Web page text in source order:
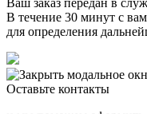
Ваш заказ передан в
В течение 30 минут с
для определения
Оставьте контакты